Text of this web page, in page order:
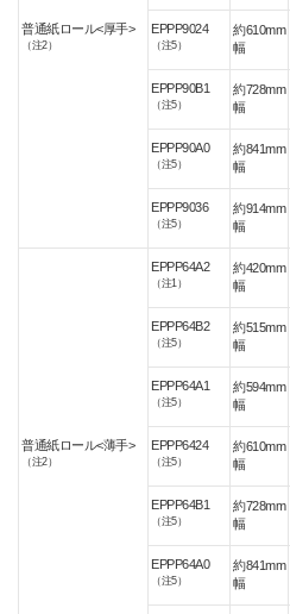
普通紙ロール<厚手>
（注2）
EPPP9024
（注5）
約610mm
幅
EPPP90B1
（注5）
約728mm
幅
EPPP90A0
（注5）
約841mm
幅
EPPP9036
（注5）
約914mm
幅
普通紙ロール<薄手>
（注2）
EPPP64A2
（注1）
約420mm
幅
EPPP64B2
（注5）
約515mm
幅
EPPP64A1
（注5）
約594mm
幅
EPPP6424
（注5）
約610mm
幅
EPPP64B1
（注5）
約728mm
幅
EPPP64A0
（注5）
約841mm
幅